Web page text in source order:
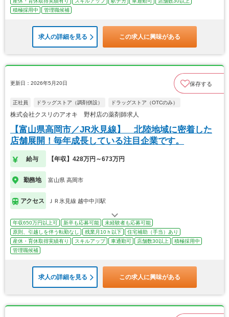
積極採用中
管理職候補
求人の詳細を見る この求人に興味がある
更新日：2026年5月20日 保存する
正社員 ドラッグストア（調剤併設） ドラッグストア（OTCのみ）
株式会社クスリのアオキ 野村店の薬剤師求人
【富山県高岡市／JR氷見線】 北陸地域に密着した
店舗展開！毎年成長している注目企業です。
給与 【年収】428万円～673万円
勤務地 富山県 高岡市
アクセス ＪＲ氷見線 越中中川駅
年収650万円以上可 新卒も応募可能
未経験者も応募可能
原則、引越しを伴う転勤なし
残業月10ｈ以下
住宅補助（手当）あり
産休・育休取得実績有り
スキルアップ 車通勤可 店舗数30以上
積極採用中
管理職候補
求人の詳細を見る この求人に興味がある